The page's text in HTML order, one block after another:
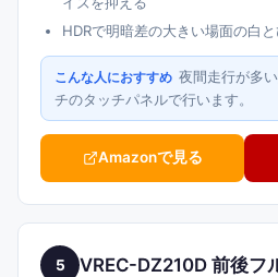
HDRで明暗差の大きい場面の白
こんな人におすすめ 夜間走行が多
チのタッチパネルで行います。
Amazonで見る
5 VREC-DZ210D 前後フ